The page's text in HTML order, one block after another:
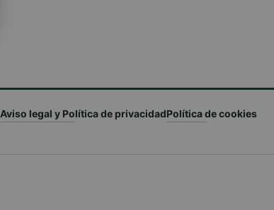
Aviso legal y Política de privacidadPolítica de cookies